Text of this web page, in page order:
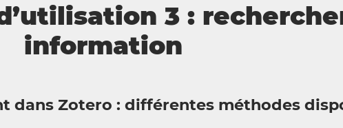
3 :
information
dans Zotero : différentes méthodes